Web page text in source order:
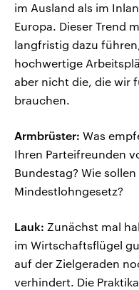
im Ausland als im
Europa. Dieser Trend
langfristig dazu
hochwertige
aber nicht die, die wir
brauchen.
Armbrüster: Was
Ihren Parteifreunden
Bundestag? Wie
Mindestlohngesetz?
Lauk: Zunächst mal
im Wirtschaftsflügel
auf der Zielgeraden
verhindert. Die